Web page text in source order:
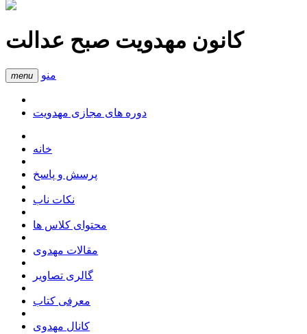
کانون مهدویت صبح عدالت
menu منو
دوره های مجازی مهدویت
خانه
پرسش و پاسخ
نکات ناب
محتوای کلاس ها
مقالات مهدوی
گالری تصاویر
معرفی کتاب
کانال مهدوی